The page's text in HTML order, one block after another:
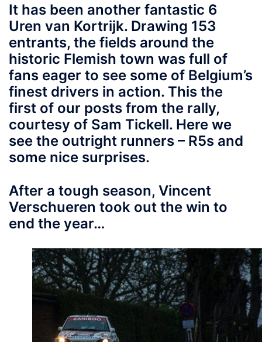
It has been another fantastic 6
Uren van Kortrijk. Drawing 153
entrants, the fields around the
historic Flemish town was full of
fans eager to see some of Belgium’s
finest drivers in action. This the
first of our posts from the rally,
courtesy of Sam Tickell. Here we
see the outright runners – R5s and
some nice surprises.
After a tough season, Vincent
Verschueren took out the win to
end the year…